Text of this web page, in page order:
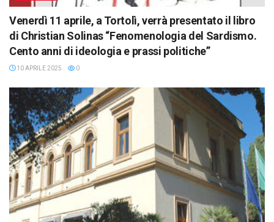
Venerdì 11 aprile, a Tortolì, verrà presentato il libro
di Christian Solinas “Fenomenologia del Sardismo.
Cento anni di ideologia e prassi politiche”
10 APRILE 2025 0